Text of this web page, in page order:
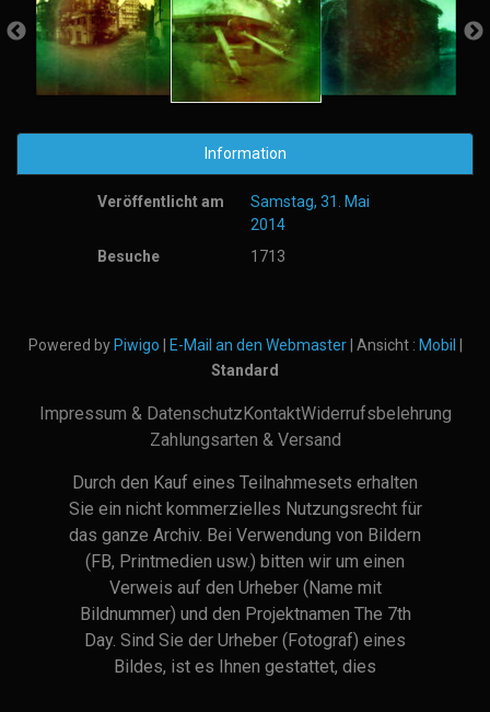
Information
Veröffentlicht am
Samstag, 31. Mai
2014
Besuche
1713
Powered by Piwigo E-Mail an den Webmaster| Ansicht : Mobil
Standard
Impressum & Datenschutz KontaktWiderrufsbelehrung
Zahlungsarten & Versand
Durch den Kauf eines Teilnahmesets erhalten
Sie ein nicht kommerzielles Nutzungsrecht für
das ganze Archiv. Bei Verwendung von Bildern
(FB, Printmedien usw.) bitten wir um einen
Verweis auf den Urheber (Name mit
Bildnummer) und den Projektnamen The 7th
Day. Sind Sie der Urheber (Fotograf) eines
Bildes, ist es Ihnen gestattet, dies